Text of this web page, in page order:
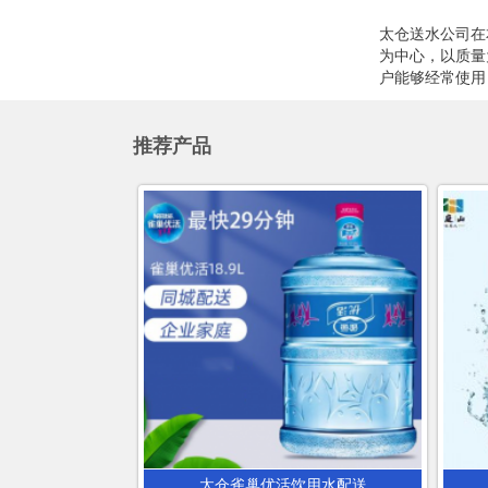
太仓送水公司
为中心，以质
户能够经常使
推荐产品